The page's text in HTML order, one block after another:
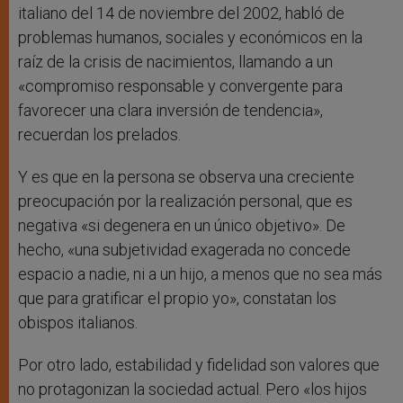
italiano del 14 de noviembre del 2002, habló de
problemas humanos, sociales y económicos en la
raíz de la crisis de nacimientos, llamando a un
«compromiso responsable y convergente para
favorecer una clara inversión de tendencia»,
recuerdan los prelados.
Y es que en la persona se observa una creciente
preocupación por la realización personal, que es
negativa «si degenera en un único objetivo». De
hecho, «una subjetividad exagerada no concede
espacio a nadie, ni a un hijo, a menos que no sea más
que para gratificar el propio yo», constatan los
obispos italianos.
Por otro lado, estabilidad y fidelidad son valores que
no protagonizan la sociedad actual. Pero «los hijos